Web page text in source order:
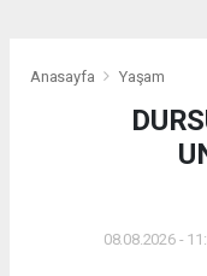
Anasayfa Yaşam
08.08.2026 -